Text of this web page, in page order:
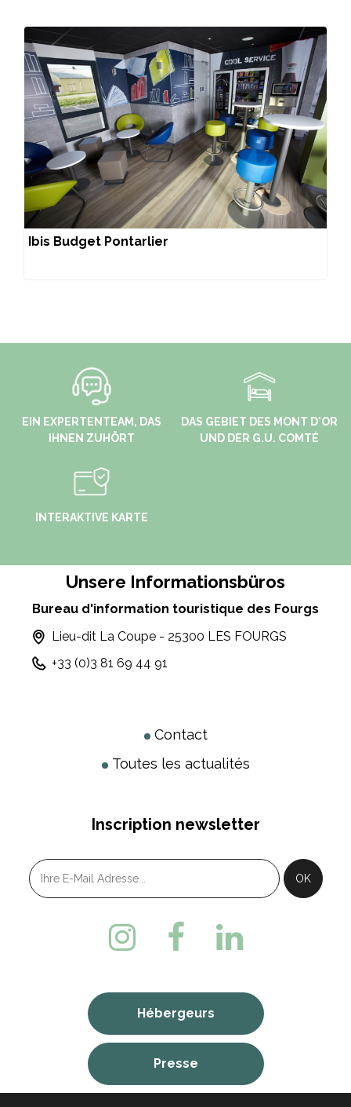
Ibis Budget Pontarlier
EIN EXPERTENTEAM, DAS
IHNEN ZUHÖRT
DAS GEBIET DES MONT D'OR
UND DER G.U. COMTÉ
INTERAKTIVE KARTE
Unsere Informationsbüros
Bureau d'information touristique des Fourgs
Lieu-dit La Coupe - 25300 LES FOURGS
+33 (0)3 81 69 44 91
Contact
Toutes les actualités
Inscription newsletter
Hébergeurs
Presse